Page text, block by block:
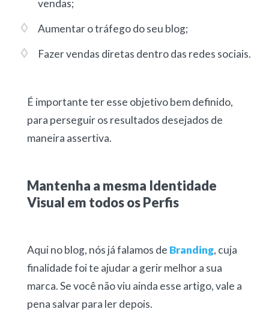
vendas;
Aumentar o tráfego do seu blog;
Fazer vendas diretas dentro das redes sociais.
É importante ter esse objetivo bem definido,
para perseguir os resultados desejados de
maneira assertiva.
Mantenha a mesma Identidade
Visual em todos os Perfis
Aqui no blog, nós já falamos de Branding, cuja
finalidade foi te ajudar a gerir melhor a sua
marca. Se você não viu ainda esse artigo, vale a
pena salvar para ler depois.